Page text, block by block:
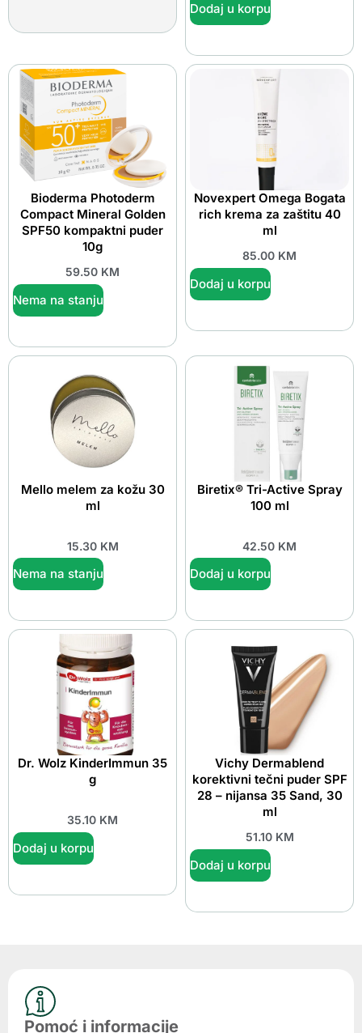
Dodaj u korpu
Bioderma Photoderm
Compact Mineral Golden
SPF50 kompaktni puder
10g
59.50 KM
Nema na stanju
Novexpert Omega Bogata
rich krema za zaštitu 40
ml
85.00 KM
Dodaj u korpu
Mello melem za kožu 30
ml
15.30 KM
Nema na stanju
Biretix® Tri-Active Spray
100 ml
42.50 KM
Dodaj u korpu
Dr. Wolz KinderImmun 35
g
35.10 KM
Dodaj u korpu
Vichy Dermablend
korektivni tečni puder SPF
28 – nijansa 35 Sand, 30
ml
51.10 KM
Dodaj u korpu
Pomoć i informacije